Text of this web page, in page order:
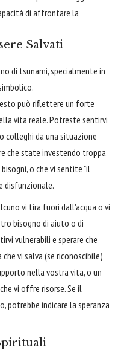
di affrontare la
Salvati
di tsunami, specialmente in
può riflettere un forte
vita reale. Potreste sentirvi
colleghi da una situazione
che state investendo troppa
o che vi sentite "il
disfunzionale.
vi tira fuori dall'acqua o vi
bisogno di aiuto o di
vulnerabili e sperare che
vi salva (se riconoscibile)
nella vostra vita, o un
vi offre risorse. Se il
potrebbe indicare la speranza